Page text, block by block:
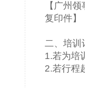
【广州
复印件】
二、培训
1.若为培
2.若行程